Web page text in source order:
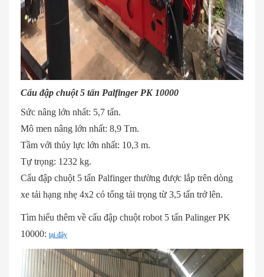
Cẩu đập chuột 5 tấn Palfinger PK 10000
Sức nâng lớn nhất: 5,7 tấn.
Mô men nâng lớn nhất: 8,9 Tm.
Tầm với thủy lực lớn nhất: 10,3 m.
Tự trọng: 1232 kg.
Cẩu đập chuột 5 tấn Palfinger thường được lắp trên dòng
xe tải hạng nhẹ 4x2 có tổng tải trọng từ 3,5 tấn trở lên.
Tìm hiểu thêm về cẩu đập chuột robot 5 tấn Palinger PK
10000: tại đây